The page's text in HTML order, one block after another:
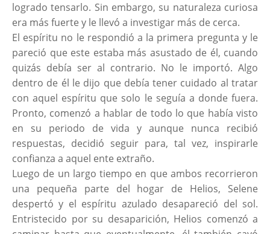
logrado tensarlo. Sin embargo, su naturaleza curiosa
era más fuerte y le llevó a investigar más de cerca.
El espíritu no le respondió a la primera pregunta y le
pareció que este estaba más asustado de él, cuando
quizás debía ser al contrario. No le importó. Algo
dentro de él le dijo que debía tener cuidado al tratar
con aquel espíritu que solo le seguía a donde fuera.
Pronto, comenzó a hablar de todo lo que había visto
en su periodo de vida y aunque nunca recibió
respuestas, decidió seguir para, tal vez, inspirarle
confianza a aquel ente extraño.
Luego de un largo tiempo en que ambos recorrieron
una pequeña parte del hogar de Helios, Selene
despertó y el espíritu azulado desapareció del sol.
Entristecido por su desaparición, Helios comenzó a